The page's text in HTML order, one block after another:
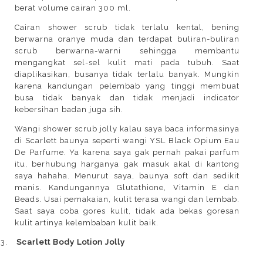
berat volume cairan 300 ml.
Cairan shower scrub tidak terlalu kental, bening
berwarna oranye muda dan terdapat buliran-buliran
scrub berwarna-warni sehingga membantu
mengangkat sel-sel kulit mati pada tubuh. Saat
diaplikasikan, busanya tidak terlalu banyak. Mungkin
karena kandungan pelembab yang tinggi membuat
busa tidak banyak dan tidak menjadi indicator
kebersihan badan juga sih.
Wangi shower scrub jolly kalau saya baca informasinya
di Scarlett baunya seperti wangi YSL Black Opium Eau
De Parfume. Ya karena saya gak pernah pakai parfum
itu, berhubung harganya gak masuk akal di kantong
saya hahaha. Menurut saya, baunya soft dan sedikit
manis. Kandungannya Glutathione, Vitamin E dan
Beads. Usai pemakaian, kulit terasa wangi dan lembab.
Saat saya coba gores kulit, tidak ada bekas goresan
kulit artinya kelembaban kulit baik.
3. Scarlett Body Lotion Jolly